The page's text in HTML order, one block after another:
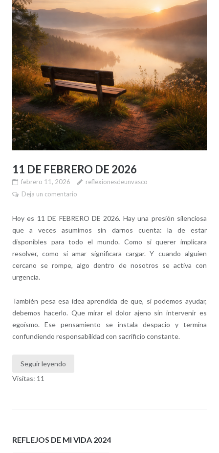
11 DE FEBRERO DE 2026
febrero 11, 2026
reflexionesdeunvasco
Deja un comentario
Hoy es 11 DE FEBRERO DE 2026. Hay una presión silenciosa
que a veces asumimos sin darnos cuenta: la de estar
disponibles para todo el mundo. Como si querer implicara
resolver, como si amar significara cargar. Y cuando alguien
cercano se rompe, algo dentro de nosotros se activa con
urgencia.
También pesa esa idea aprendida de que, si podemos ayudar,
debemos hacerlo. Que mirar el dolor ajeno sin intervenir es
egoísmo. Ese pensamiento se instala despacio y termina
confundiendo responsabilidad con sacrificio constante.
Seguir leyendo
Visitas: 11
REFLEJOS DE MI VIDA 2024